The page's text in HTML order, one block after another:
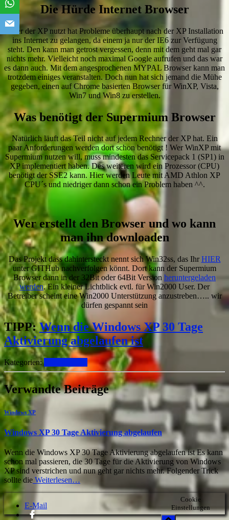
Die Hürde Internet Browser
Jeder der XP nutzt hat Probleme überhaupt nach der XP Installation
ins Internet zu gelangen, da einem ja nur der IE6 zur Verfügung
steht. Den kann man getrost vergessen, denn mit dem geht mal gar
nichts mehr. Vielleicht noch maximal Google aufrufen und das war
es dann auch. Mit dem angesprochenen MYPAL Browser kann man
trotzdem einiges veranstalten. Doch nun hat sich jemand die Mühe
gegeben, einen auf Chrome basierten Browser für WinXP, Vista,
Win7 und Win8 zu erstellen.
Was benötigt der Supermium Browser
Natürlich läuft das Teil nicht auf jedem Rechner der XP hat. Ein
paar Anforderungen werden dort schon benötigt ! Wer WinXP mit
Supermium nutzen will, muss mindesten das Servicepack 1 (SP1) in
XP implementiert haben. Des weiteren wird ein Prozessor (CPU)
benötigt der SSE2 kann. Hier werden Leute mit AMD Athlon XP
CPU´s und niedriger dann schon ein Problem haben ^^.
Wer erstellt den Browser und wo kann
man ihn downloaden
Das Projekt dass dahintersteckt nennt sich Win32ss, das IhrHIER
unter GITHub nachverfolgen könnt. Dort kann der Supermium
Browser dann in der 32Bit oder 64Bit Version heruntergeladen
werden. Ein kleiner Lichtblick evtl. für Win2000 User. Der
Betreiber scheint eine Win2000 Unterstützung anzustreben….. wir
dürfen gespannt sein
TIPP:Wenn die Windows XP 30 Tage
Aktivierung abgelaufen ist
Kategorien:
Verwandte Beiträge
Windows XP
Windows XP 30 Tage Aktivierung abgelaufen
Wenn die Windows XP 30 Tage Aktivierung abgelaufen ist Es kann
schon mal passieren, die 30 Tage für die Aktivierung von Windows
XP sind verstrichen und nun geht gar nichts mehr. Folgender Trick
sollte die Weiterlesen…
E-Mail
Cookie
Einstellungen